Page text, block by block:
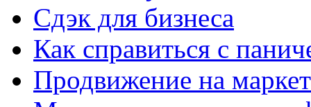
Сдэк для бизнеса
Как справиться с
Продвижение на